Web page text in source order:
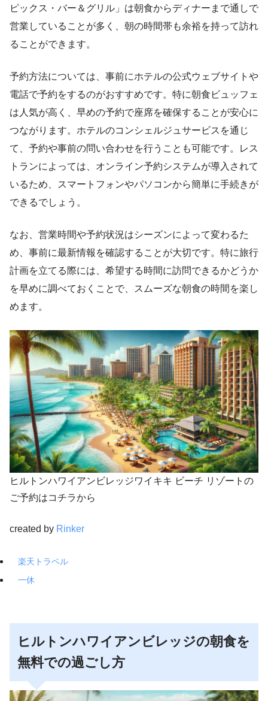
ピックス・バー＆グリル」は朝食からディナーまで通しで
営業していることが多く、朝の時間帯も余裕を持って訪れ
ることができます。
予約方法については、事前にホテルの公式ウェブサイトや
電話で予約をするのがおすすめです。特に朝食ビュッフェ
は人気が高く、早めの予約で座席を確保することが安心に
つながります。ホテルのコンシェルジュサービスを通じ
て、予約や事前の問い合わせを行うことも可能です。レス
トランによっては、オンライン予約システムが導入されて
いるため、スマートフォンやパソコンから簡単に手続きが
できるでしょう。
なお、営業時間や予約状況はシーズンによって変わるた
め、事前に最新情報を確認することが大切です。特に旅行
計画を立てる際には、希望する時間に訪問できるかどうか
を早めに調べておくことで、スムーズな朝食の時間を楽し
めます。
ヒルトンハワイアンビレッジワイキキ ビーチ リゾートの
ご予約はコチラから
created by Rinker
楽天トラベル
一休
ヒルトンハワイアンビレッジの朝食を
無料での過ごし方